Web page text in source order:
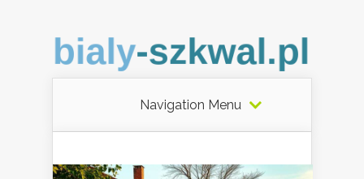
Navigation Menu